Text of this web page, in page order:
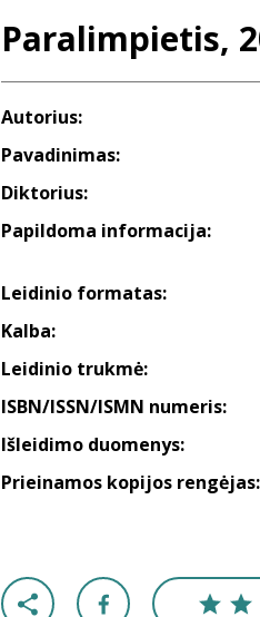
Paralimpietis,
Autorius:
Pavadinimas:
Diktorius:
Papildoma informacija:
Leidinio formatas:
Kalba:
Leidinio trukmė:
ISBN/ISSN/ISMN numeris:
Išleidimo duomenys:
Prieinamos kopijos rengėjas: